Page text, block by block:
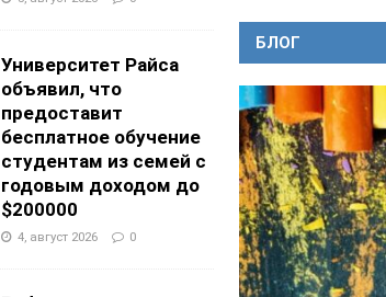
Университет Райса
объявил, что
предоставит
бесплатное обучение
студентам из семей с
годовым доходом до
$200000
4, август 2026 0
БЛОГ